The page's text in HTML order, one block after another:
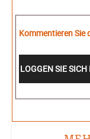
Kommentieren Sie
LOGGEN SIE